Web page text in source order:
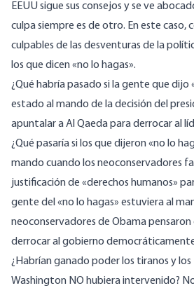
EEUU sigue sus consejos y se ve
culpa siempre es de otro. En este caso,
culpables de las desventuras de la
los que dicen «no lo hagas».
¿Qué habría pasado si la gente que dijo
estado al mando de la decisión del
apuntalar a Al Qaeda para derrocar al
¿Qué pasaría si los que dijeron «no lo
mando cuando los neoconservadores
justificación de «derechos humanos»
gente del «no lo hagas» estuviera al
neoconservadores de Obama pensaron
derrocar al gobierno
¿Habrían ganado poder los tiranos y
Washington NO hubiera intervenido?